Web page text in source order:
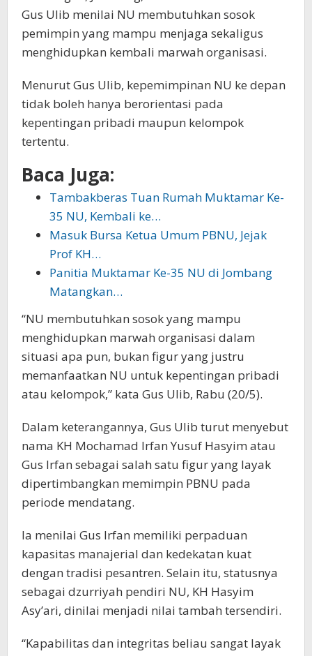
Gus Ulib menilai NU membutuhkan sosok
pemimpin yang mampu menjaga sekaligus
menghidupkan kembali marwah organisasi.
Menurut Gus Ulib, kepemimpinan NU ke depan
tidak boleh hanya berorientasi pada
kepentingan pribadi maupun kelompok
tertentu.
Baca Juga:
Tambakberas Tuan Rumah Muktamar Ke-
35 NU, Kembali ke…
Masuk Bursa Ketua Umum PBNU, Jejak
Prof KH…
Panitia Muktamar Ke-35 NU di Jombang
Matangkan…
“NU membutuhkan sosok yang mampu
menghidupkan marwah organisasi dalam
situasi apa pun, bukan figur yang justru
memanfaatkan NU untuk kepentingan pribadi
atau kelompok,” kata Gus Ulib, Rabu (20/5).
Dalam keterangannya, Gus Ulib turut menyebut
nama KH Mochamad Irfan Yusuf Hasyim atau
Gus Irfan sebagai salah satu figur yang layak
dipertimbangkan memimpin PBNU pada
periode mendatang.
Ia menilai Gus Irfan memiliki perpaduan
kapasitas manajerial dan kedekatan kuat
dengan tradisi pesantren. Selain itu, statusnya
sebagai dzurriyah pendiri NU, KH Hasyim
Asy’ari, dinilai menjadi nilai tambah tersendiri.
“Kapabilitas dan integritas beliau sangat layak